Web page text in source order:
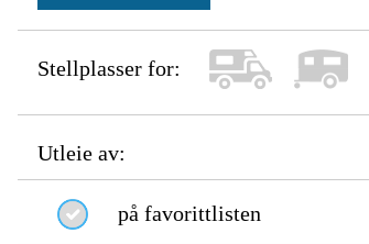
Stellplasser for:
Utleie av:
på favorittlisten